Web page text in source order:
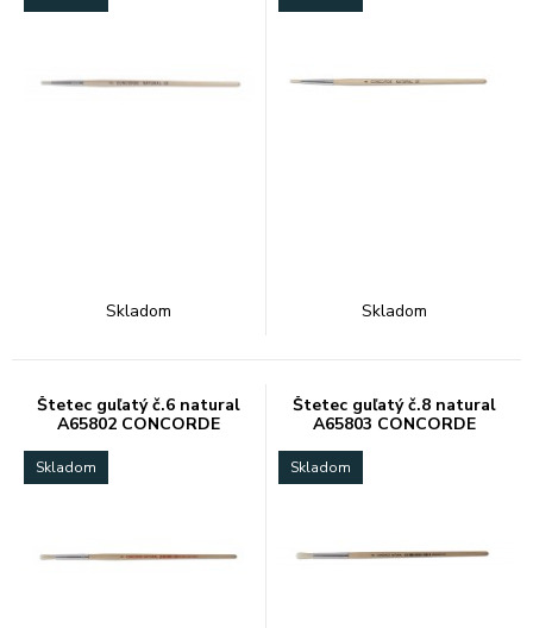
Skladom Skladom
Štetec guľatý č.6 natural
A65802 CONCORDE
Skladom
Štetec guľatý č.8 natural
A65803 CONCORDE
Skladom